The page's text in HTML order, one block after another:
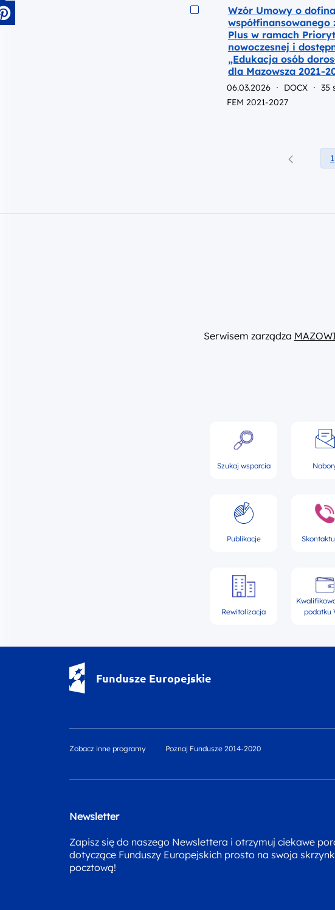
Podgląd
Wzór Umowy o
współfinansowanego
Plus w ramach
nowoczesnej i
„Edukacja osób
dla Mazowsza 2021-
06.03.2026 DOCX 35
FEM 2021-2027
1
Serwisem zarządza
Szukaj wsparcia
Publikacje
Rewitalizacja
podatku
Fundusze Europejskie
Zobacz inne programy Poznaj Fundusze 2014-2020
Newsletter
Zapisz się do naszego Newslettera i otrzymuj ciekawe
dotyczące Funduszy Europejskich prosto na swoja
pocztową!